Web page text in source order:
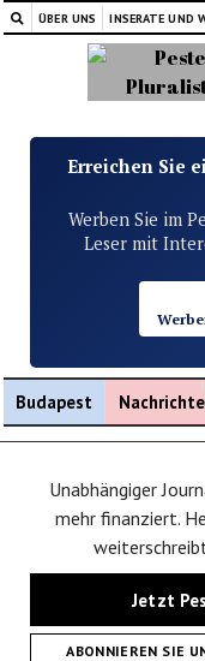
ÜBER UNS INSERATE UND
Erreichen Sie
Werben Sie im
Leser mit
Budapest
Unabhängiger
mehr finanziert.
Jetzt
ABONNIEREN SIE